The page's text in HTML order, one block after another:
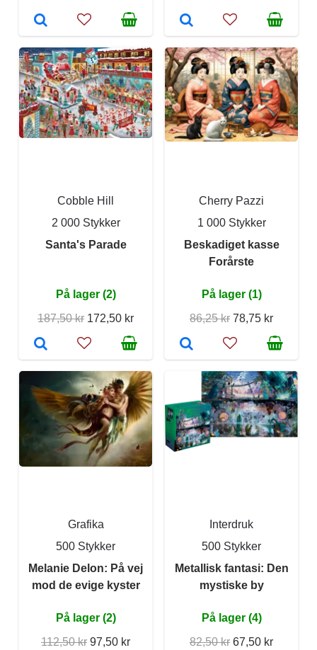
Cobble Hill
2 000 Stykker
Santa's Parade
På lager (2)
187,50 kr 172,50 kr
Cherry Pazzi
1 000 Stykker
Beskadiget kasse
Forårste
På lager (1)
86,25 kr 78,75 kr
Grafika
500 Stykker
Melanie Delon: På vej
mod de evige kyster
På lager (2)
112,50 kr 97,50 kr
Interdruk
500 Stykker
Metallisk fantasi: Den
mystiske by
På lager (4)
82,50 kr 67,50 kr